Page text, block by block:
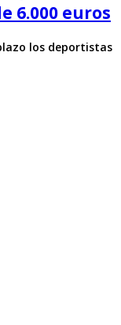
6.000 euros
los deportistas